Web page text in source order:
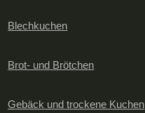
Blechkuchen
Brot- und Brötchen
Gebäck und trockene Kuchen